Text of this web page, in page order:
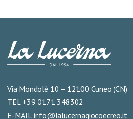
Via Mondolè 10 – 12100 Cuneo (CN)
TEL +39 0171 348302
E-MAIL info@lalucernagiocoecreo.it